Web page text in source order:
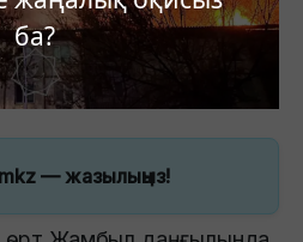
ба?
— жазылыңыз!